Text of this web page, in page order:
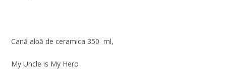
Cană albă de ceramica 350 ml,
My Uncle is My Hero